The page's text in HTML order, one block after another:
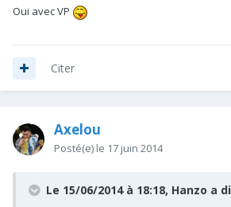
Oui avec VP
Citer
Axelou
Posté(e) le 17 juin 2014
Le 15/06/2014 à 18:18, Hanzo a